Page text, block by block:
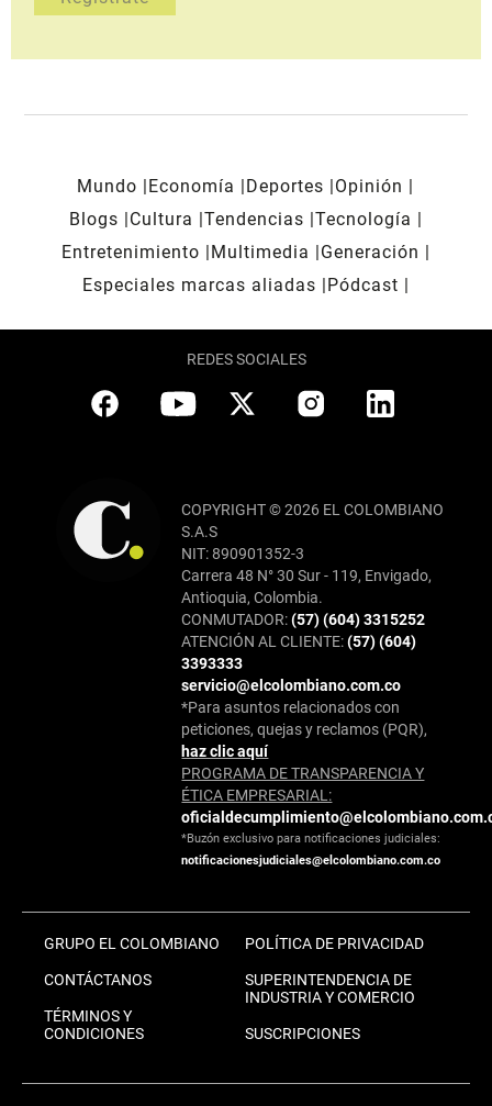
Mundo Economía Deportes
Opinión
Blogs
Cultura Tendencias Tecnología
Entretenimiento
Multimedia
Generación
Especiales marcas aliadas
Pódcast
REDES SOCIALES
COPYRIGHT © 2026 EL COLOMBIANO
S.A.S
NIT: 890901352-3
Carrera 48 N° 30 Sur - 119, Envigado,
Antioquia, Colombia.
CONMUTADOR:(57) (604) 3315252
ATENCIÓN AL CLIENTE:(57) (604)
3393333
servicio@elcolombiano.com.co
*Para asuntos relacionados con
peticiones, quejas y reclamos (PQR),
haz clic aquí
PROGRAMA DE TRANSPARENCIA Y
ÉTICA EMPRESARIAL:
*Buzón exclusivo para notificaciones judiciales:
notificacionesjudiciales@elcolombiano.com.co
GRUPO EL COLOMBIANO
CONTÁCTANOS
TÉRMINOS Y
CONDICIONES
POLÍTICA DE PRIVACIDAD
SUPERINTENDENCIA DE
INDUSTRIA Y COMERCIO
SUSCRIPCIONES